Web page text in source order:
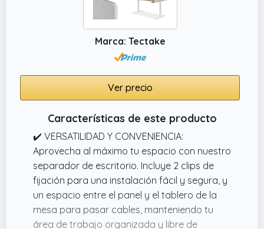
Marca: Tectake
Ver precio
Características de este producto
✔️ VERSATILIDAD Y CONVENIENCIA:
Aprovecha al máximo tu espacio con nuestro
separador de escritorio. Incluye 2 clips de
fijación para una instalación fácil y segura, y
un espacio entre el panel y el tablero de la
mesa para pasar cables, manteniendo tu
área de trabajo organizada y libre de